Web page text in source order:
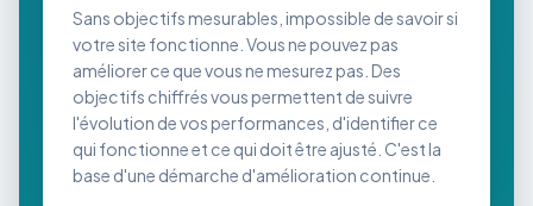
Sans objectifs mesurables, impossible de savoir si
votre site fonctionne. Vous ne pouvez pas
améliorer ce que vous ne mesurez pas. Des
objectifs chiffrés vous permettent de suivre
l'évolution de vos performances, d'identifier ce
qui fonctionne et ce qui doit être ajusté. C'est la
base d'une démarche d'amélioration continue.